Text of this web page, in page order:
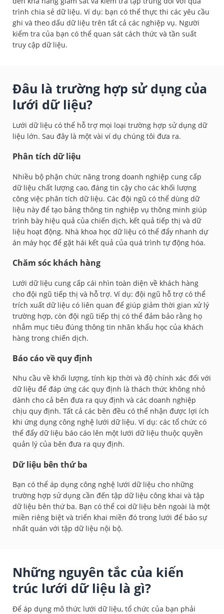
trình chia sẻ dữ liệu. Ví dụ: bạn có thể thực thi các yêu cầu
ghi và theo dấu dữ liệu trên tất cả các nghiệp vụ. Người
kiểm tra của bạn có thể quan sát cách thức và tần suất
truy cập dữ liệu.
Đâu là trường hợp sử dụng của
lưới dữ liệu?
Lưới dữ liệu có thể hỗ trợ mọi loại trường hợp sử dụng dữ
liệu lớn. Sau đây là một vài ví dụ chúng tôi đưa ra.
Phân tích dữ liệu
Nhiều bộ phận chức năng trong doanh nghiệp cung cấp
dữ liệu chất lượng cao, đáng tin cậy cho các khối lượng
công việc phân tích dữ liệu. Các đội ngũ có thể dùng dữ
liệu này để tạo bảng thông tin nghiệp vụ thông minh giúp
trình bày hiệu quả của chiến dịch, kết quả tiếp thị và dữ
liệu hoạt động. Nhà khoa học dữ liệu có thể đẩy nhanh dự
án máy học để gặt hái kết quả của quá trình tự động hóa.
Chăm sóc khách hàng
Lưới dữ liệu cung cấp cái nhìn toàn diện về khách hàng
cho đội ngũ tiếp thị và hỗ trợ. Ví dụ: đội ngũ hỗ trợ có thể
trích xuất dữ liệu có liên quan để giúp giảm thời gian xử lý
trường hợp, còn đội ngũ tiếp thị có thể đảm bảo rằng họ
nhắm mục tiêu đúng thông tin nhân khẩu học của khách
hàng trong chiến dịch.
Báo cáo về quy định
Nhu cầu về khối lượng, tính kịp thời và độ chính xác đối với
dữ liệu để đáp ứng các quy định là thách thức không nhỏ
dành cho cả bên đưa ra quy định và các doanh nghiệp
chịu quy định. Tất cả các bên đều có thể nhận được lợi ích
khi ứng dụng công nghệ lưới dữ liệu. Ví dụ: các tổ chức có
thể đẩy dữ liệu báo cáo lên một lưới dữ liệu thuộc quyền
quản lý của bên đưa ra quy định.
Dữ liệu bên thứ ba
Bạn có thể áp dụng công nghệ lưới dữ liệu cho những
trường hợp sử dụng cần đến tập dữ liệu công khai và tập
dữ liệu bên thứ ba. Bạn có thể coi dữ liệu bên ngoài là một
miền riêng biệt và triển khai miền đó trong lưới để bảo sự
nhất quán với tập dữ liệu nội bộ.
Những nguyên tắc của kiến
trúc lưới dữ liệu là gì?
Để áp dụng mô thức lưới dữ liệu, tổ chức của bạn phải